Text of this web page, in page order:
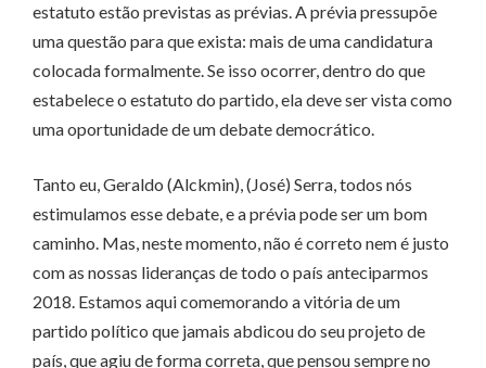
estatuto estão previstas as prévias. A prévia pressupõe
uma questão para que exista: mais de uma candidatura
colocada formalmente. Se isso ocorrer, dentro do que
estabelece o estatuto do partido, ela deve ser vista como
uma oportunidade de um debate democrático.
Tanto eu, Geraldo (Alckmin), (José) Serra, todos nós
estimulamos esse debate, e a prévia pode ser um bom
caminho. Mas, neste momento, não é correto nem é justo
com as nossas lideranças de todo o país anteciparmos
2018. Estamos aqui comemorando a vitória de um
partido político que jamais abdicou do seu projeto de
país, que agiu de forma correta, que pensou sempre no